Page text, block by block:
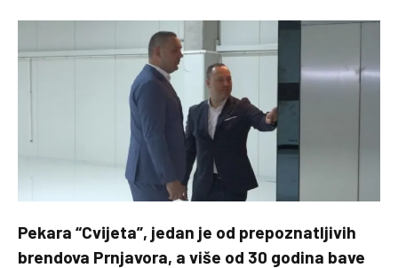
Pekara “Cvijeta”, jedan je od prepoznatljivih
brendova Prnjavora, a više od 30 godina bave